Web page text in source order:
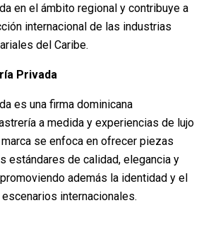
en el ámbito regional y contribuye a
internacional de las industrias
del Caribe.
Privada
es una firma dominicana
a medida y experiencias de lujo
se enfoca en ofrecer piezas
estándares de calidad, elegancia y
además la identidad y el
internacionales.